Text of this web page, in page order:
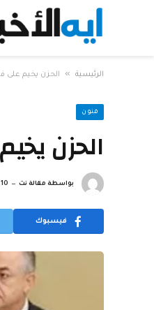
الرئيسية » الحزن يخيم على
فنون
الحزن
بواسطة مقالة نت 10 يناير، 2026
فيسبوك